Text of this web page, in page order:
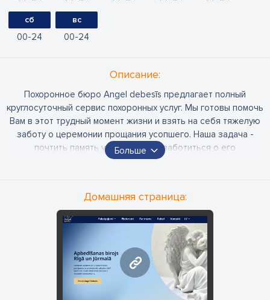
сб
00 24
вс
00 24
Oписание:
Похоронное бюро Angel debesīs предлагает полный
круглосуточный сервис похоронных услуг. Мы готовы помочь
Вам в этот трудный момент жизни и взять на себя тяжелую
заботу о церемонии прощания усопшего. Наша задача -
почтить память умершего и позаботиться о его
пожизненном доме, проведя приличное и достойное
также обеспечить наилучшую помощь в организации
похоронной церемонии. Компетентные работники в любое
время суток окажут Вам необходимую поддержку и помощь.
Признание эффективности оказания наших ритуальных
услуг основано не только на высококвалифицированной
рабочей силе, технической и материальной базе и
серьезном отношении к труду, но и на большом опыте в
этой сфере, позволяющем практически совершенствовать
Больше
Домашняя страница:
angeldebesis.lv